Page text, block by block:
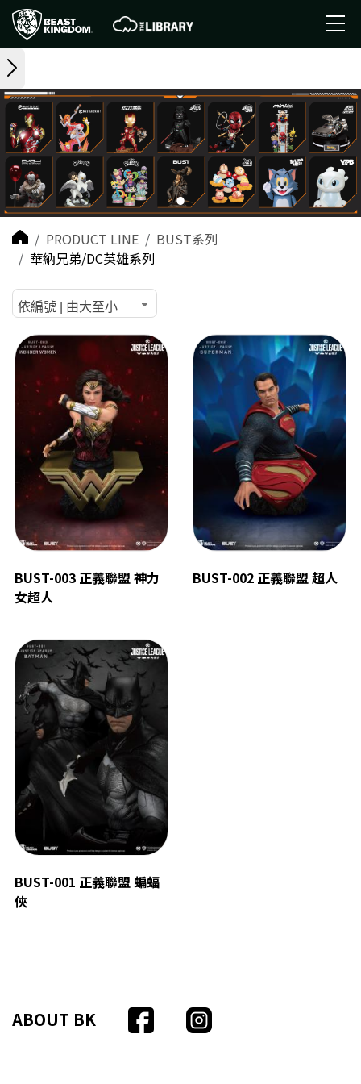
PRODUCT LINE
BUST系列
華納兄弟/DC英雄系列
依編號 | 由大至小
BUST-003 正義聯盟 神力
女超人
BUST-002 正義聯盟 超人
BUST-001 正義聯盟 蝙蝠
俠
ABOUT BK